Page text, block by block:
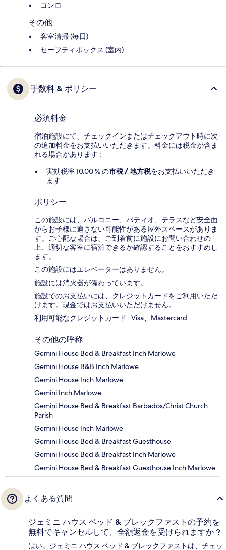
コンロ
その他
客室清掃 (毎日)
セーフティボックス (室内)
手数料 & ポリシー
必須料金
宿泊施設にて、チェックインまたはチェックアウト時に次
の追加料金をお支払いいただきます。料金には税金が含ま
れる場合があります :
実効税率 10.00 % の市税 / 地方税をお支払いいただき
ます
ポリシー
この施設には、バルコニー、パティオ、テラスなど安全面
からお子様に適さない可能性がある屋外スペースがありま
す。ご心配な場合は、ご到着前に施設にお問い合わせの
上、適切な客室に宿泊できるか確認することをおすすめし
ます。
この施設にはエレベーターはありません。
施設には消火器が備わっています。
施設でのお支払いには、クレジットカードをご利用いただ
けます。現金ではお支払いいただけません。
利用可能なクレジットカード : Visa、Mastercard
その他の呼称
Gemini House Bed & Breakfast Inch Marlowe
Gemini House B&B Inch Marlowe
Gemini House Inch Marlowe
Gemini Inch Marlowe
Gemini House Bed & Breakfast Barbados/Christ Church
Parish
Gemini House Inch Marlowe
Gemini House Bed & Breakfast Guesthouse
Gemini House Bed & Breakfast Inch Marlowe
Gemini House Bed & Breakfast Guesthouse Inch Marlowe
よくある質問
ジェミニ ハウス ベッド & ブレックファストの予約を
無料でキャンセルして、全額返金を受けられますか ?
はい。ジェミニ ハウス ベッド & ブレックファストは、チェッ